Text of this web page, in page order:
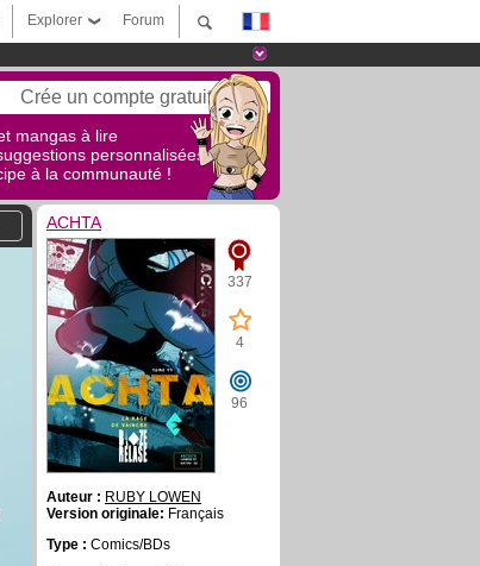
Forum
Explorer
Crée un compte gratuit
mangas à lire
personnalisées !
à la communauté !
ACHTA
337
4
96
Auteur : RUBY LOWEN
Version originale: Français
Type : Comics/BDs